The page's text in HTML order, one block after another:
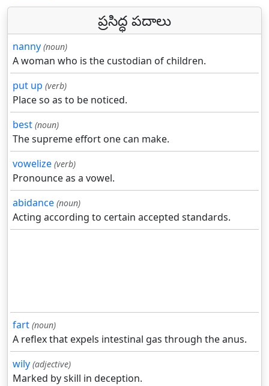
ప్రసిద్ధ పదాలు
nanny (noun)
A woman who is the custodian of children.
put up (verb)
Place so as to be noticed.
best (noun)
The supreme effort one can make.
vowelize (verb)
Pronounce as a vowel.
abidance (noun)
Acting according to certain accepted standards.
fart (noun)
A reflex that expels intestinal gas through the anus.
wily (adjective)
Marked by skill in deception.